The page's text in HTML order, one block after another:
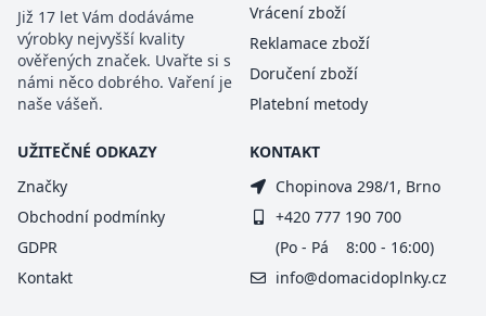
Již 17 let Vám dodáváme
výrobky nejvyšší kvality
ověřených značek. Uvařte si s
námi něco dobrého. Vaření je
naše vášeň.
Vrácení zboží
Reklamace zboží
Doručení zboží
Platební metody
UŽITEČNÉ ODKAZY
Značky
Obchodní podmínky
GDPR
Kontakt
KONTAKT
Chopinova 298/1, Brno
+420 777 190 700
(Po - Pá 8:00 - 16:00)
info@domacidoplnky.cz